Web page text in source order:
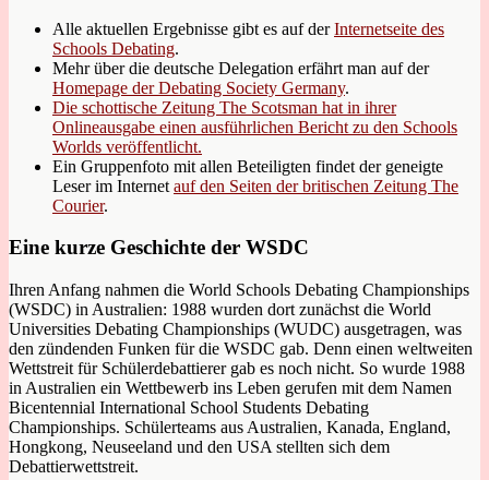
Alle aktuellen Ergebnisse gibt es auf derInternetseite des
Schools Debating.
Mehr über die deutsche Delegation erfährt man auf der
Homepage der Debating Society Germany.
Die schottische Zeitung The Scotsman hat in ihrer
Onlineausgabe einen ausführlichen Bericht zu den Schools
Worlds veröffentlicht.
Ein Gruppenfoto mit allen Beteiligten findet der geneigte
Leser im Internet auf den Seiten der britischen Zeitung The
Courier.
Eine kurze Geschichte der WSDC
Ihren Anfang nahmen die World Schools Debating Championships
(WSDC) in Australien: 1988 wurden dort zunächst die World
Universities Debating Championships (WUDC) ausgetragen, was
den zündenden Funken für die WSDC gab. Denn einen weltweiten
Wettstreit für Schülerdebattierer gab es noch nicht. So wurde 1988
in Australien ein Wettbewerb ins Leben gerufen mit dem Namen
Bicentennial International School Students Debating
Championships. Schülerteams aus Australien, Kanada, England,
Hongkong, Neuseeland und den USA stellten sich dem
Debattierwettstreit.